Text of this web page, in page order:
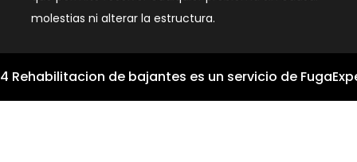
molestias ni alterar la estructura.
Rehabilitacion de bajantes es un servicio de